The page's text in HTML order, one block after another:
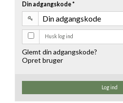
Din adgangskode*
Husk log ind
Glemt din adgangskode?
Opret bruger
Log ind